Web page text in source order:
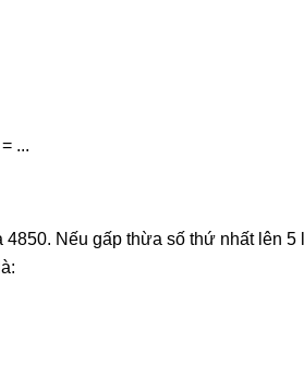
= ...
4850. Nếu gấp thừa số thứ nhất lên